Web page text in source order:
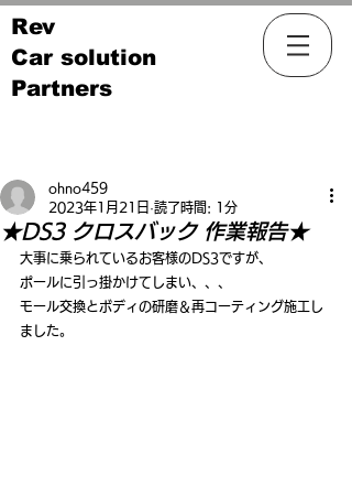
Rev
Car solution
Partners
★DS3 クロスバック 作業報告★
ohno459
2023年1月21日 読了時間: 1分
大事に乗られているお客様のDS3ですが、
ポールに引っ掛かけてしまい、、、
モール交換とボディの研磨＆再コーティング施工し
ました。